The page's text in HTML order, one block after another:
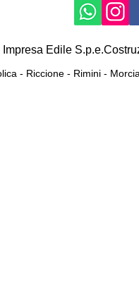
Edile
- Riccione - Rimini -